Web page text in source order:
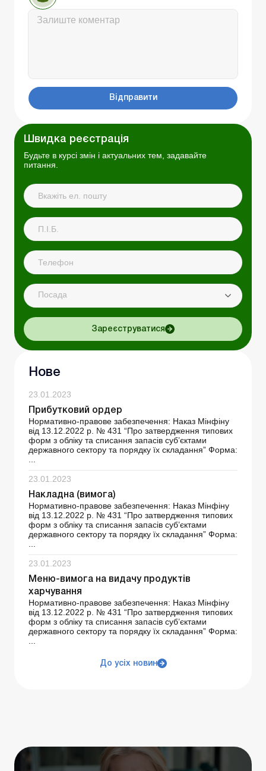
Відправити
Швидка реєстрація
Будьте в курсі змін і актуальних тем, задавайте
питання.
Посада
Зареєструватися
Нове
23.01.2023
Прибутковий ордер
Нормативно-правове забезпечення: Наказ Мінфіну
від 13.12.2022 р. № 431 “Про затвердження типових
форм з обліку та списання запасів суб’єктами
державного сектору та порядку їх складання” Форма:
23.01.2023
Накладна (вимога)
Нормативно-правове забезпечення: Наказ Мінфіну
від 13.12.2022 р. № 431 “Про затвердження типових
форм з обліку та списання запасів суб’єктами
державного сектору та порядку їх складання” Форма:
23.01.2023
Меню-вимога на видачу продуктів
харчування
Нормативно-правове забезпечення: Наказ Мінфіну
від 13.12.2022 р. № 431 “Про затвердження типових
форм з обліку та списання запасів суб’єктами
державного сектору та порядку їх складання” Форма:
До усіх новин